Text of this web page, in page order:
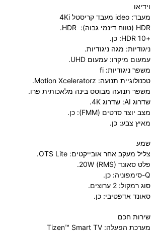
וידיאו
מעבד: ideo מעבד קריסטל 4Ki
HDR (טווח דינמי גבוה): HDR.
+HDR 10: כן.
ניגודיות: מגה ניגודיות.
עמעום מיקרו: עמעום UHD.
משפר ניגודיות: fi
טכנולוגיית תנועה: Motion Xceleratorz.
משפר תנועה מבוסס בינה מלאכותית פרו.
שדרוג AI: שדרוג 4K.
מצב יוצר סרטים (FMM): כן.
מאיץ צבע: כן.
שמע
צליל מעקב אחר אובייקטים: OTS Lite.
פלט סאונד (RMS) 20W.
Q-סימפוניה: כן.
סוג רמקול: 2 ערוצים.
סאונד אדפטיבי: כן.
שירות חכם
מערכת הפעלה: Tizen™ Smart TV